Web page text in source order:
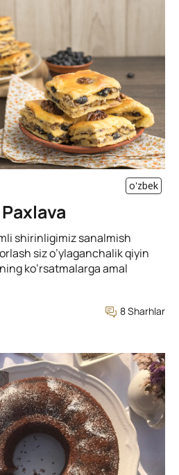
o'zbek
shirinligimiz sanalmish
siz o’ylaganchalik qiyin
ko’rsatmalarga amal
8 Sharhlar